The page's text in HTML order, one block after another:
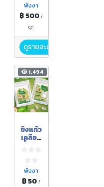
พังงา
฿ 500/
ชุด
ดูรายละเอียด
1,494
ขิงแก้ว
เคลือบ
พังงา
฿ 50/